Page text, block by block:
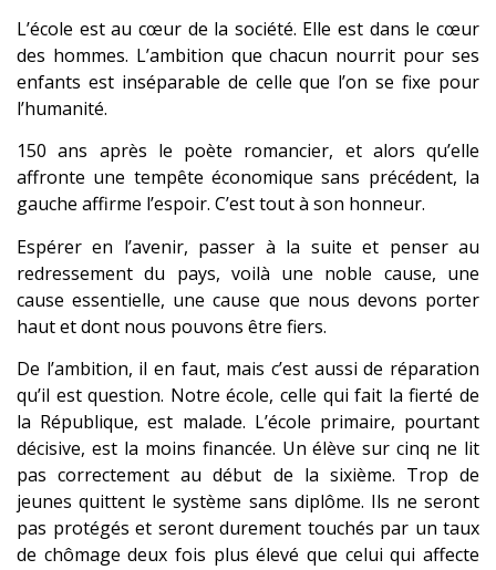
L’école est au cœur de la société. Elle est dans le cœur
des hommes. L’ambition que chacun nourrit pour ses
enfants est inséparable de celle que l’on se fixe pour
l’humanité.
150 ans après le poète romancier, et alors qu’elle
affronte une tempête économique sans précédent, la
gauche affirme l’espoir. C’est tout à son honneur.
Espérer en l’avenir, passer à la suite et penser au
redressement du pays, voilà une noble cause, une
cause essentielle, une cause que nous devons porter
haut et dont nous pouvons être fiers.
De l’ambition, il en faut, mais c’est aussi de réparation
qu’il est question. Notre école, celle qui fait la fierté de
la République, est malade. L’école primaire, pourtant
décisive, est la moins financée. Un élève sur cinq ne lit
pas correctement au début de la sixième. Trop de
jeunes quittent le système sans diplôme. Ils ne seront
pas protégés et seront durement touchés par un taux
de chômage deux fois plus élevé que celui qui affecte